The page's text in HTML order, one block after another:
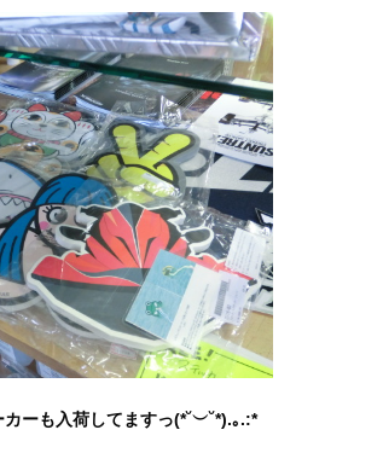
ーも入荷してますっ(*˘︶˘*).｡.:*